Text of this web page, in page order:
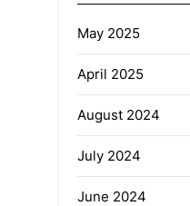
May 2025
April 2025
August 2024
July 2024
June 2024